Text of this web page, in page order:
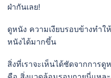
ฝ่ากันเลย!
ดูหนัง ความเงียบรอบข้างทำ
หนังได้มากขึ้น
สิ่งที่เราจะเห็นได้ชัดจากการ